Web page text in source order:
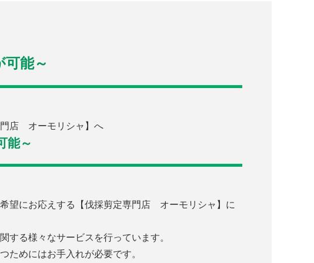
能～
門店 オーモリシャ】へ
能～
望にお応えする【伐採剪定専門店 オーモリシャ】に
る様々なサービスを行っています。
めにはお手入れが必要です。